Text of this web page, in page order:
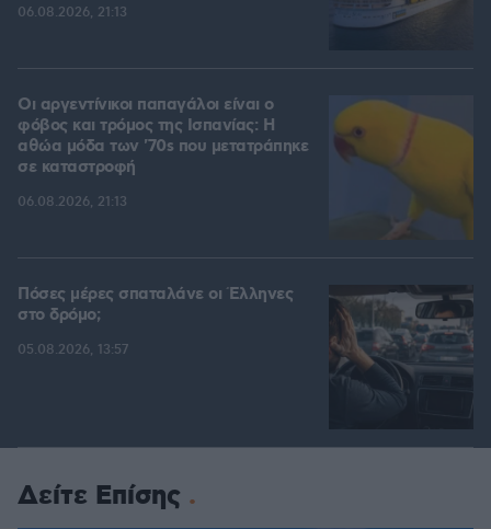
06.08.2026, 21:13
Οι αργεντίνικοι παπαγάλοι είναι ο
φόβος και τρόμος της Ισπανίας: Η
αθώα μόδα των '70s που μετατράπηκε
σε καταστροφή
06.08.2026, 21:13
Πόσες μέρες σπαταλάνε οι Έλληνες
στο δρόμο;
05.08.2026, 13:57
Δείτε Επίσης